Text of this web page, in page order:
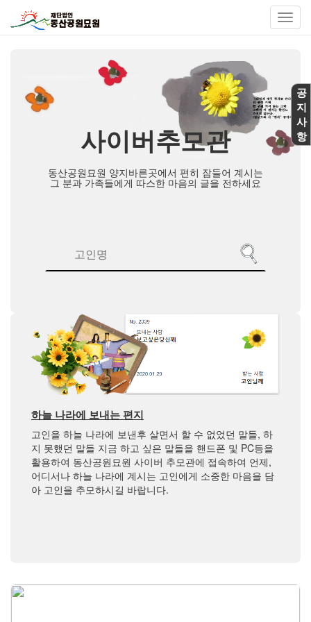
사이버추모관
동산공원묘원 양지바른곳에서 편히 잠들어 계시는
그 분과 가족들에게 따스한 마음의 글을 전하세요
하늘 나라에 보내는 편지
고인을 하늘 나라에 보낸후 살면서 할 수 없었던 말들, 하
지 못했던 말들 지금 하고 싶은 말들을 핸드폰 및 PC등을
활용하여 동산공원묘원 사이버 추모관에 접속하여 언제,
어디서나 하늘 나라에 계시는 고인에게 소중한 마음을 담
아 고인을 추모하시길 바랍니다.
공
지
사
항